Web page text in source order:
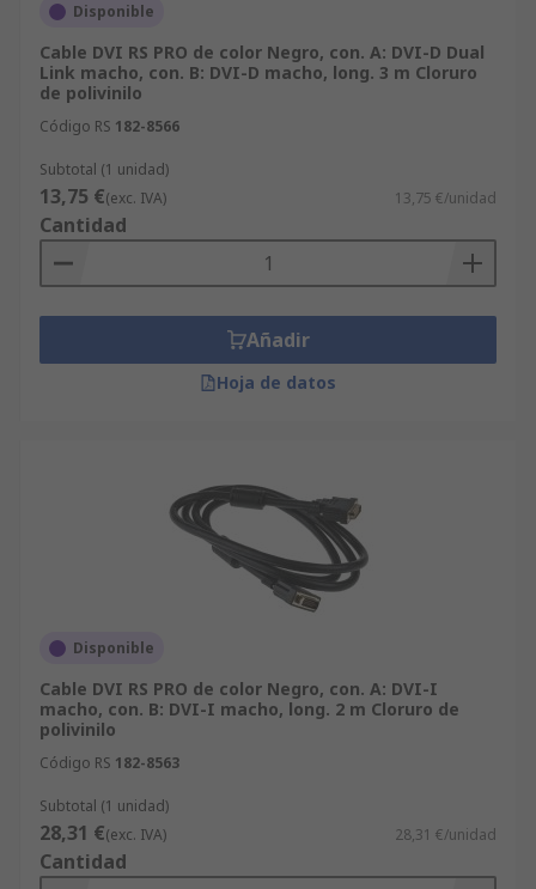
Disponible
Cable DVI RS PRO de color Negro, con. A: DVI-D Dual
Link macho, con. B: DVI-D macho, long. 3 m Cloruro
de polivinilo
Código RS 182-8566
Subtotal (1 unidad)
13,75 €(exc. IVA) 13,75 €/unidad
Cantidad
Añadir
Hoja de datos
Disponible
Cable DVI RS PRO de color Negro, con. A: DVI-I
macho, con. B: DVI-I macho, long. 2 m Cloruro de
polivinilo
Código RS 182-8563
Subtotal (1 unidad)
28,31 €(exc. IVA) 28,31 €/unidad
Cantidad